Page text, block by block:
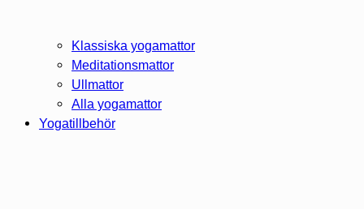
Klassiska yogamattor
Meditationsmattor
Ullmattor
Alla yogamattor
Yogatillbehör